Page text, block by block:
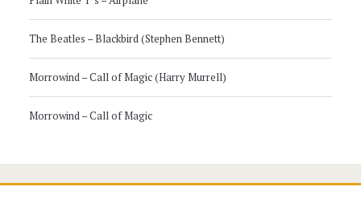
The Beatles – Blackbird (Stephen Bennett)
Morrowind – Call of Magic (Harry Murrell)
Morrowind – Call of Magic